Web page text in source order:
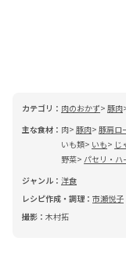
カテゴリ： 肉のおかず 豚肉
主な食材： 肉 豚肉 豚肩ロ
いも類
いも
じ
野菜 パセリ・ハ
ジャンル： 洋食
レシピ作成・調理： 市瀬悦子
撮影： 木村拓